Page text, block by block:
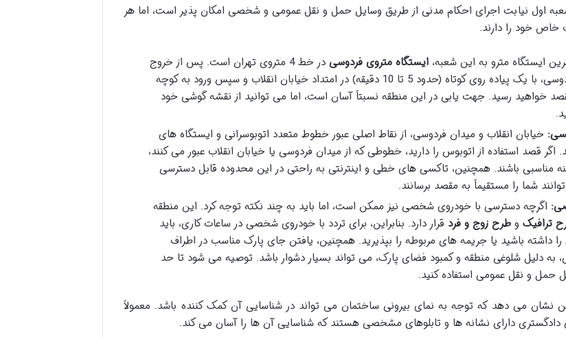
اول نیابت اجرای احکام مدنی از طریق وسایل حمل و نقل عمومی و شخصی امکان پذیر است، اما هر
خاص خود را دارند.
ایستگاه مترو به این شعبه،ایستگاه متروی فردوسی
در خط 4 متروی تهران است. پس از خروج
از ایستگاه فردوسی، با یک پیاده روی کوتاه (حدود 5 تا 10 دقیقه) در امتداد خیابان انقلاب و سپس ورود به کوچه
خواهید رسید. جهت یابی در این منطقه نسبتاً آسان است، اما می توانید از نقشه گوشی خود
خیابان انقلاب و میدان فردوسی، از نقاط اصلی عبور خطوط متعدد اتوبوسرانی و ایستگاه های
قصد استفاده از اتوبوس را دارید، خطوطی که از میدان فردوسی یا خیابان انقلاب عبور می کنند،
مناسبی باشند. همچنین، تاکسی های خطی و اینترنتی به راحتی در این محدوده قابل دسترسی
شما را مستقیماً به مقصد برسانند.
اگرچه دسترسی با خودروی شخصی نیز ممکن است، اما باید به چند نکته توجه کرد. این منطقه
ترافیک وطرح زوج و فرد قرار دارد. بنابراین، برای تردد با خودروی شخصی در ساعات کاری، باید
را داشته باشید یا جریمه های مربوطه را بپذیرید. همچنین، یافتن جای پارک مناسب در اطراف
به دلیل شلوغی منطقه و کمبود فضای پارک، می تواند بسیار دشوار باشد. توصیه می شود تا حد
حمل و نقل عمومی استفاده کنید.
نشان می دهد که توجه به نمای بیرونی ساختمان می تواند در شناسایی آن کمک کننده باشد. معمولاً
دارای نشانه ها و تابلوهای مشخصی هستند که شناسایی آن ها را آسان می کند.